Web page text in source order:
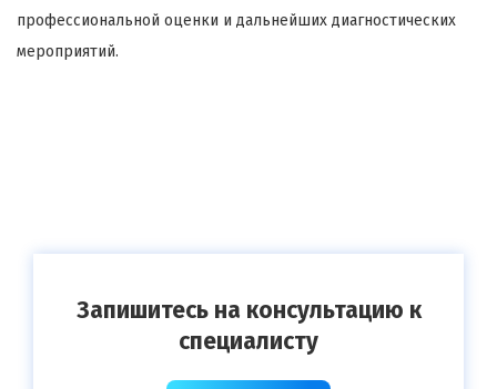
профессиональной оценки и дальнейших диагностических
мероприятий.
Запишитесь на консультацию к
специалисту